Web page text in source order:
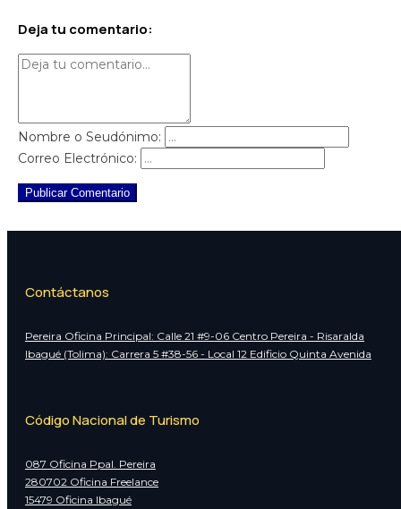
Deja tu comentario:
Nombre o Seudónimo:
Correo Electrónico:
Publicar Comentario
Contáctanos
Pereira Oficina Principal: Calle 21 #9-06 Centro Pereira - Risaralda
Ibagué (Tolima): Carrera 5 #38-56 - Local 12 Edificio Quinta Avenida
Código Nacional de Turismo
087 Oficina Ppal. Pereira
280702 Oficina Freelance
15479 Oficina Ibagué